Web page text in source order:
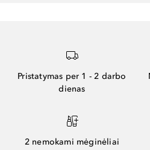
Pristatymas per 1 - 2 darbo
dienas
2 nemokami mėginėliai